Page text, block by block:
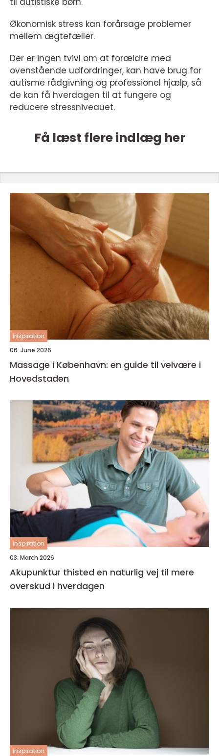
Økonomisk stress kan forårsage problemer
mellem ægtefæller.
Der er ingen tvivl om at forældre med
ovenstående udfordringer, kan have brug for
autisme rådgivning og professionel hjælp, så
de kan få hverdagen til at fungere og
reducere stressniveauet.
Få læst flere indlæg her
inspiration
06. June 2026
Massage i København: en guide til velvære i
Hovedstaden
inspiration
03. March 2026
Akupunktur thisted en naturlig vej til mere
overskud i hverdagen
inspiration